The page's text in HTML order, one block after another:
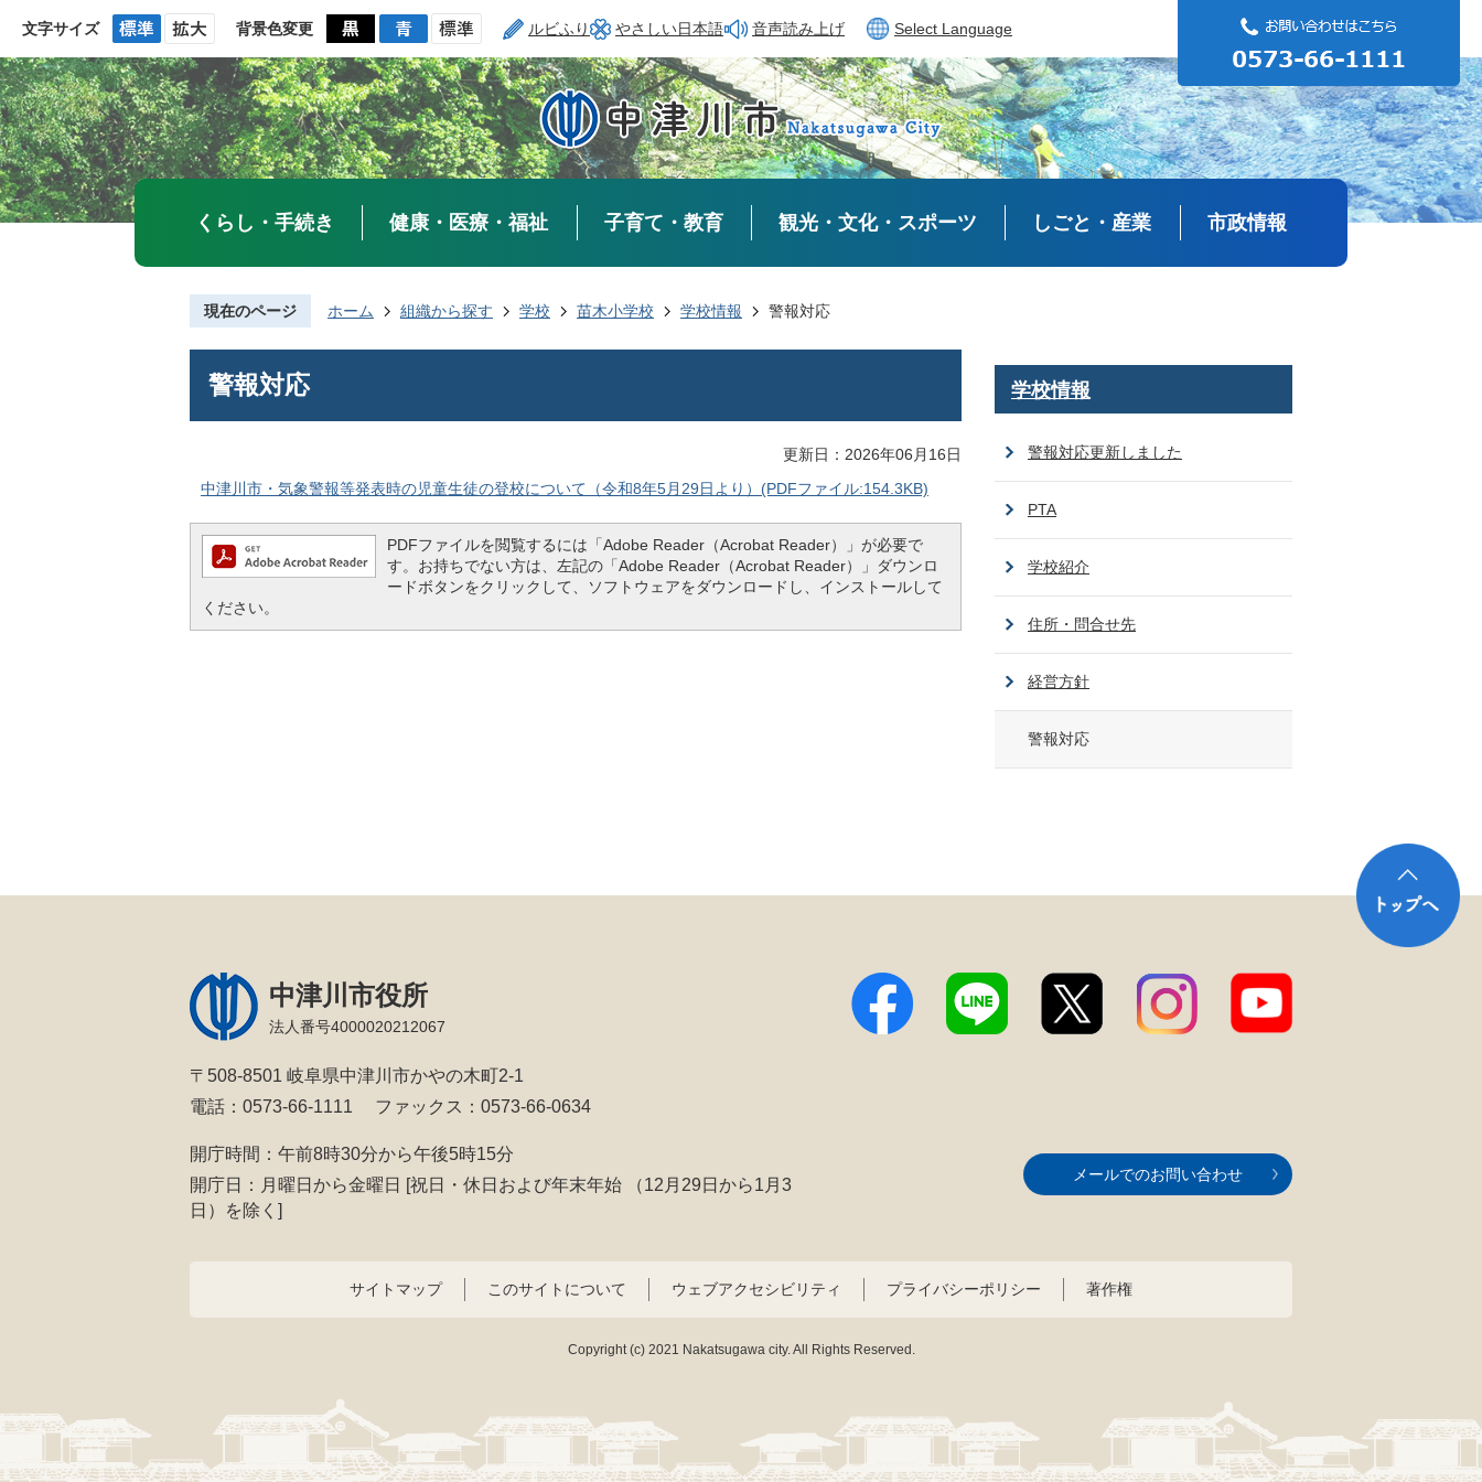
文字サイズ 背景色変更 ルビふり やさしい日本語 音声読み上げ Select Language
くらし・手続き 健康・医療・福祉 子育て・教育 観光・文化・スポーツ しごと・産業 市政情報
現在のページ ホーム 組織から探す 学校 苗木小学校 学校情報 警報対応
警報対応
更新日：2026年06月16日
中津川市・気象警報等発表時の児童生徒の登校について（令和8年5月29日より）(PDFファイル:154.3KB)
PDFファイルを閲覧するには「Adobe Reader（Acrobat Reader）」が必要で
す。お持ちでない方は、左記の「Adobe Reader（Acrobat Reader）」ダウンロ
ードボタンをクリックして、ソフトウェアをダウンロードし、インストールして
ください。
学校情報
警報対応更新しました
PTA
学校紹介
住所・問合せ先
経営方針
警報対応
中津川市役所
法人番号4000020212067
〒508-8501 岐阜県中津川市かやの木町2-1
電話：0573-66-1111
ファックス：0573-66-0634
開庁時間：午前8時30分から午後5時15分
開庁日：月曜日から金曜日 [祝日・休日および年末年始
（12月29日から1月3
日）を除く]
メールでのお問い合わせ
サイトマップ このサイトについて ウェブアクセシビリティ プライバシーポリシー 著作権
Copyright (c) 2021 Nakatsugawa city. All Rights Reserved.